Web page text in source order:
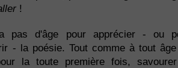
!
pas d'âge pour apprécier - ou
- la poésie. Tout comme à tout
la toute première fois,